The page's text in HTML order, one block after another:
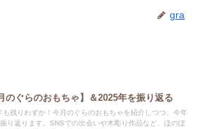
gra
のぐらのおもちゃ】＆2025年を振り返る
も残りわずか！今月のぐらのおもちゃを紹介しつつ、今年
り返ります。SNSでの出会いや木彫り作品など、ほのぼ